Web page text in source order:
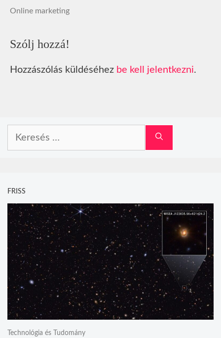
Online marketing
Szólj hozzá!
Hozzászólás küldéséhez be kell jelentkezni.
FRISS
Technológia és Tudomány